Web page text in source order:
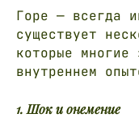
Горе — всегда
существует
которые многие
внутреннем
1. Шок и онемение